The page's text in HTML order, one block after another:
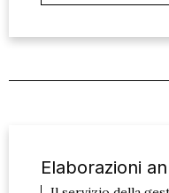
Elaborazioni